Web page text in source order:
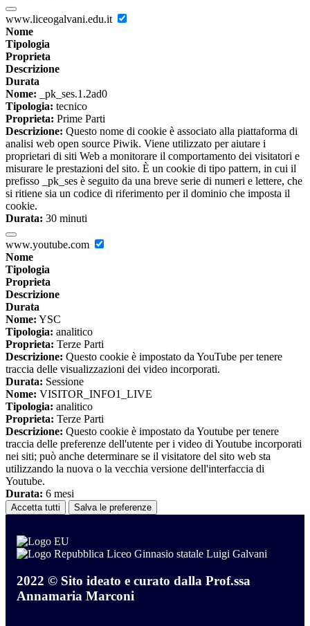
www.liceogalvani.edu.it
Nome
Tipologia
Proprieta
Descrizione
Durata
Nome: _pk_ses.1.2ad0
Tipologia: tecnico
Proprieta: Prime Parti
Descrizione: Questo nome di cookie è associato alla piattaforma di
analisi web open source Piwik. Viene utilizzato per aiutare i
proprietari di siti Web a monitorare il comportamento dei visitatori e
misurare le prestazioni del sito. È un cookie di tipo pattern, in cui il
prefisso _pk_ses è seguito da una breve serie di numeri e lettere, che
si ritiene sia un codice di riferimento per il dominio che imposta il
cookie.
Durata: 30 minuti
www.youtube.com
Nome
Tipologia
Proprieta
Descrizione
Durata
Nome: YSC
Tipologia: analitico
Proprieta: Terze Parti
Descrizione: Questo cookie è impostato da YouTube per tenere
traccia delle visualizzazioni dei video incorporati.
Durata: Sessione
Nome: VISITOR_INFO1_LIVE
Tipologia: analitico
Proprieta: Terze Parti
Descrizione: Questo cookie è impostato da Youtube per tenere
traccia delle preferenze dell'utente per i video di Youtube incorporati
nei siti; può anche determinare se il visitatore del sito web sta
utilizzando la nuova o la vecchia versione dell'interfaccia di
Youtube.
Durata: 6 mesi
Accetta tutti Salva le preferenze
Liceo Ginnasio statale Luigi Galvani
2022 © Sito ideato e curato dalla Prof.ssa
Annamaria Marconi